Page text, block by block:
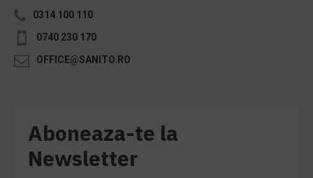
0314 100 110
0740 230 170
OFFICE@SANITO.RO
Aboneaza-te la
Newsletter